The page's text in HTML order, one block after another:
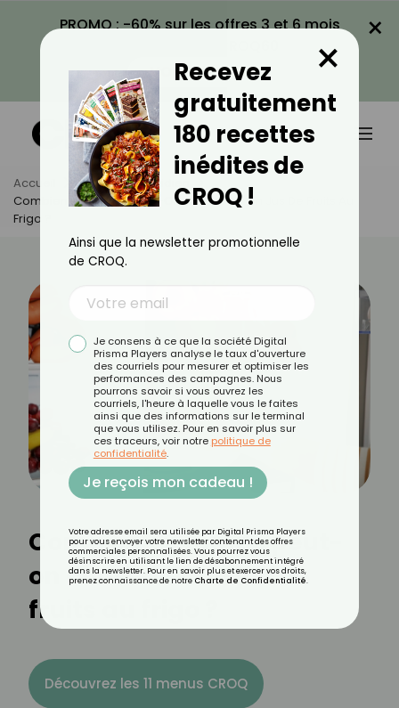
PROMO : -60% sur les offres 3 et 6 mois
VOIR LA PROMO
×
Accueil Actus
Quotidien
Combien De Temps Peut-On Conserver Un Jus De Fruits Au
Frigo ?
Combien de temps peut-
on conserver un jus de
fruits au frigo ?
Découvrez les 11 menus CROQ
Recevez
gratuitement
180 recettes
inédites de
CROQ !
×
Ainsi que la newsletter promotionnelle
de CROQ.
Je consens à ce que la société Digital
Prisma Players analyse le taux d'ouverture
des courriels pour mesurer et optimiser les
performances des campagnes. Nous
pourrons savoir si vous ouvrez les
courriels, l'heure à laquelle vous le faites
ainsi que des informations sur le terminal
que vous utilisez. Pour en savoir plus sur
ces traceurs, voir notre politique de
confidentialité.
Je reçois mon cadeau !
Votre adresse email sera utilisée par Digital Prisma Players
pour vous envoyer votre newsletter contenant des offres
commerciales personnalisées. Vous pourrez vous
désinscrire en utilisant le lien de désabonnement intégré
dans la newsletter. Pour en savoir plus et exercer vos droits,
prenez connaissance de notre Charte de Confidentialité.